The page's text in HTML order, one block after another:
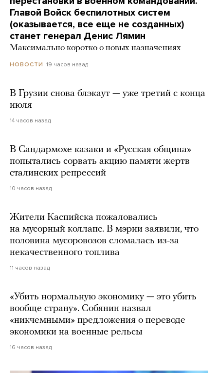
Главой Войск беспилотных систем
(оказывается, все еще не созданных)
станет генерал Денис Лямин
Максимально коротко о новых назначениях
НОВОСТИ 19 часов назад
В Грузии снова блэкаут — уже третий с конца
июля
14 часов назад
В Сандармохе казаки и «Русская община»
попытались сорвать акцию памяти жертв
сталинских репрессий
10 часов назад
Жители Каспийска пожаловались
на мусорный коллапс. В мэрии заявили, что
половина мусоровозов сломалась из-за
некачественного топлива
11 часов назад
«Убить нормальную экономику — это убить
вообще страну». Собянин назвал
«никчемными» предложения о переводе
экономики на военные рельсы
16 часов назад